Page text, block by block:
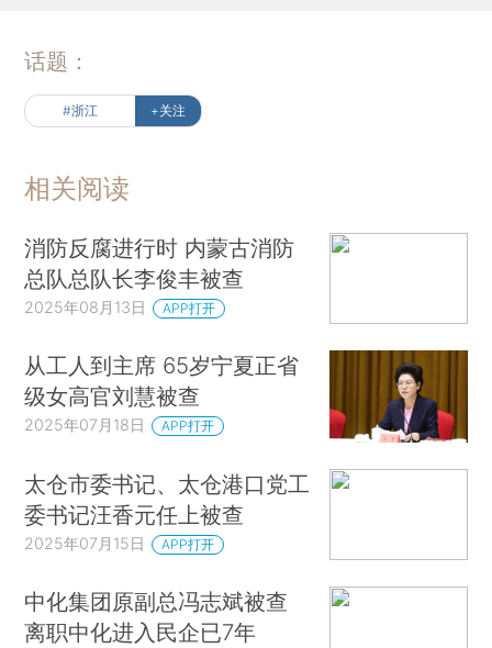
话题：
#浙江 +关注
相关阅读
消防反腐进行时 内蒙古消防
总队总队长李俊丰被查
2025年08月13日 APP打开
从工人到主席 65岁宁夏正省
级女高官刘慧被查
2025年07月18日 APP打开
太仓市委书记、太仓港口党工
委书记汪香元任上被查
2025年07月15日 APP打开
中化集团原副总冯志斌被查
离职中化进入民企已7年